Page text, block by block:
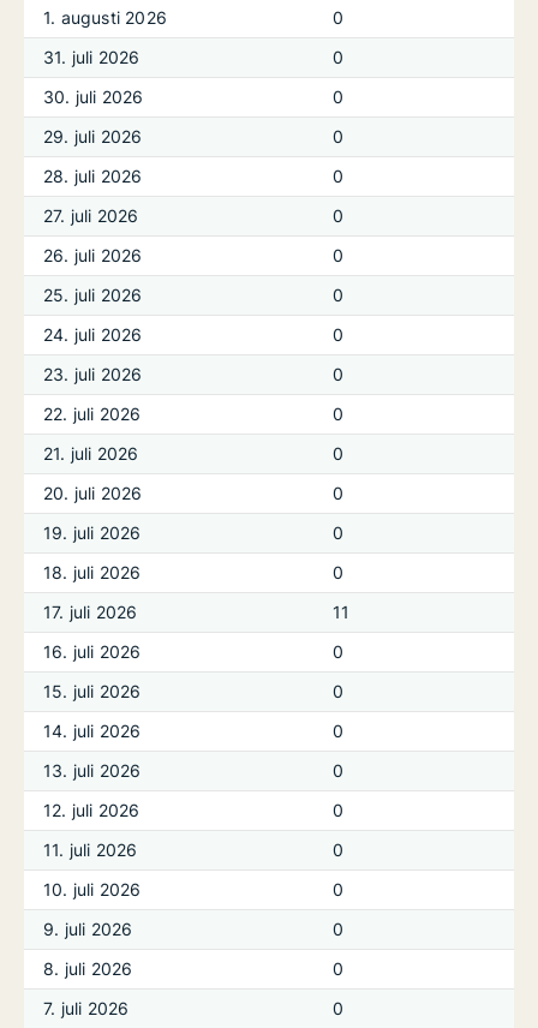
1. augusti 2026
0
31. juli 2026
0
30. juli 2026
0
29. juli 2026
0
28. juli 2026
0
27. juli 2026
0
26. juli 2026
0
25. juli 2026
0
24. juli 2026
0
23. juli 2026
0
22. juli 2026
0
21. juli 2026
0
20. juli 2026
0
19. juli 2026
0
18. juli 2026
0
17. juli 2026
11
16. juli 2026
0
15. juli 2026
0
14. juli 2026
0
13. juli 2026
0
12. juli 2026
0
11. juli 2026
0
10. juli 2026
0
9. juli 2026
0
8. juli 2026
0
7. juli 2026
0